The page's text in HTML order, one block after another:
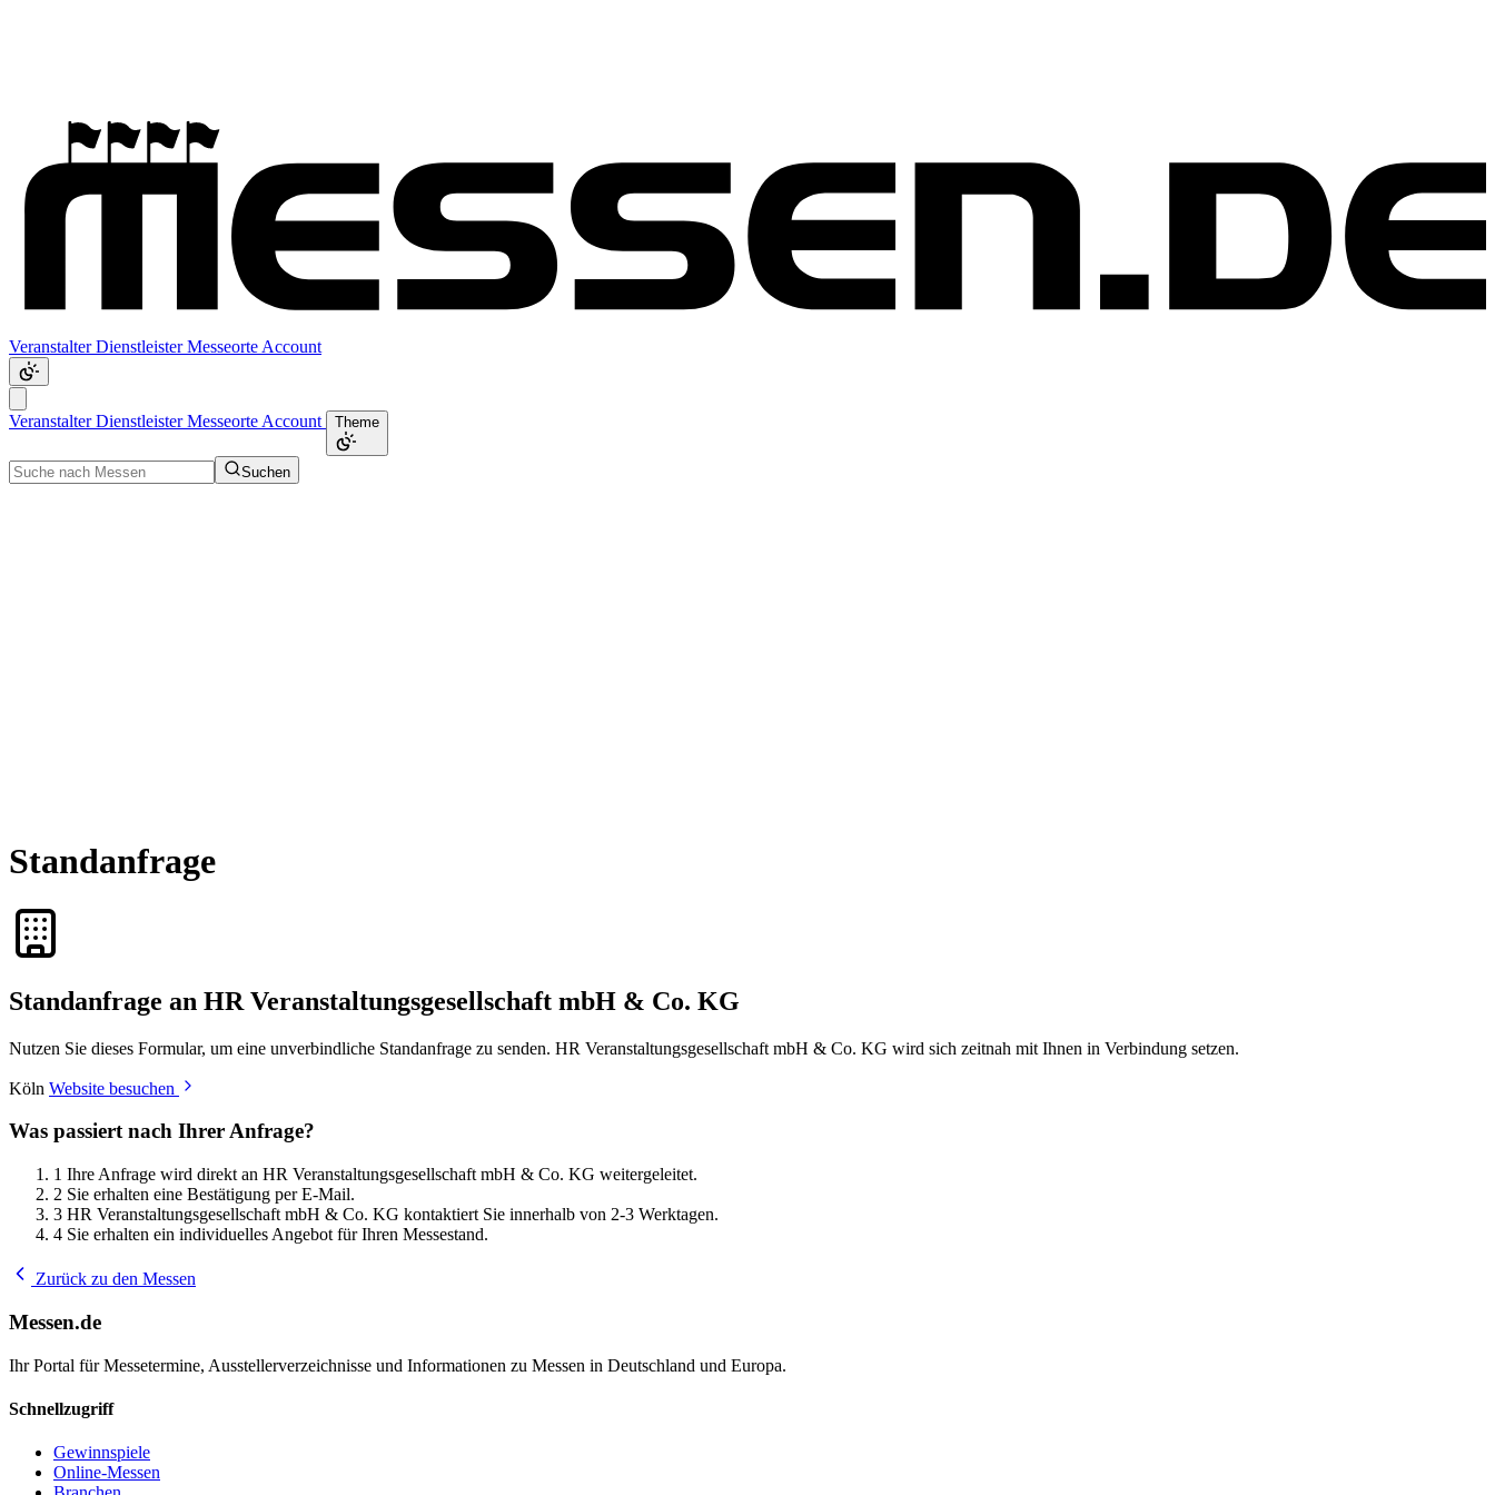
VeranstalterDienstleisterMesseorte Account
VeranstalterDienstleisterMesseorte Account Theme
Suchen
Standanfrage
Standanfrage an HR Veranstaltungsgesellschaft mbH & Co. KG
Nutzen Sie dieses Formular, um eine unverbindliche Standanfrage zu senden. HR Veranstaltungsgesellschaft mbH & Co. KG wird sich zeitnah mit Ihnen in Verbindung setzen.
Köln Website besuchen
Was passiert nach Ihrer Anfrage?
1 Ihre Anfrage wird direkt an HR Veranstaltungsgesellschaft mbH & Co. KG weitergeleitet.
2 Sie erhalten eine Bestätigung per E-Mail.
3 HR Veranstaltungsgesellschaft mbH & Co. KG kontaktiert Sie innerhalb von 2-3 Werktagen.
4 Sie erhalten ein individuelles Angebot für Ihren Messestand.
Zurück zu den Messen
Messen.de
Ihr Portal für Messetermine, Ausstellerverzeichnisse und Informationen zu Messen in Deutschland und Europa.
Schnellzugriff
Gewinnspiele
Online-Messen